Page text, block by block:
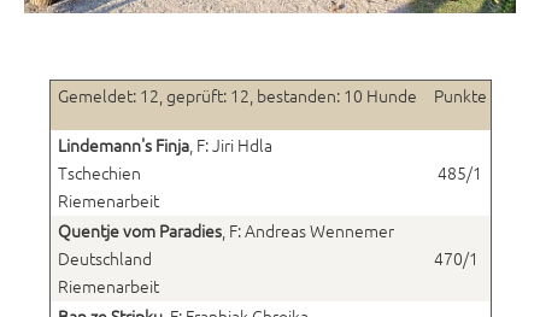
Gemeldet: 12, geprüft: 12, bestanden: 10 Hunde Punkte
Lindemann's Finja, F: Jiri Hdla
Tschechien
Riemenarbeit
485/1
Quentje vom Paradies, F: Andreas Wennemer
Deutschland
Riemenarbeit
470/1